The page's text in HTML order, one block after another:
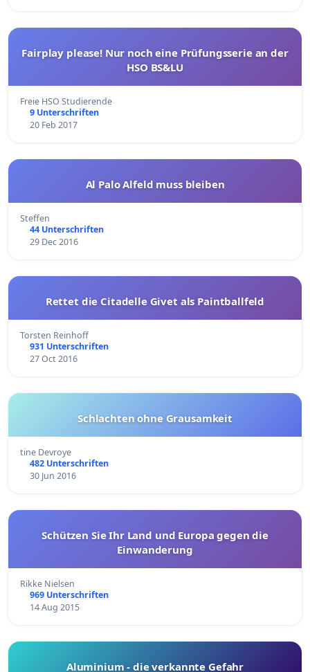
Fairplay please! Nur noch eine Prüfungsserie an der
HSO BS&LU
Freie HSO Studierende
9 Unterschriften
20 Feb 2017
Al Palo Alfeld muss bleiben
Steffen
44 Unterschriften
29 Dec 2016
Rettet die Citadelle Givet als Paintballfeld
Torsten Reinhoff
931 Unterschriften
27 Oct 2016
Schlachten ohne Grausamkeit
tine Devroye
482 Unterschriften
30 Jun 2016
Schützen Sie Ihr Land und Europa gegen die
Einwanderung
Rikke Nielsen
969 Unterschriften
14 Aug 2015
Aluminium - die verkannte Gefahr